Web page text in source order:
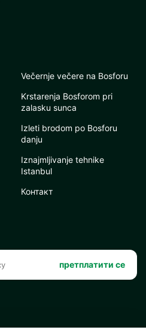
Večernje večere na Bosforu
Krstarenja Bosforom pri
zalasku sunca
Izleti brodom po Bosforu
danju
Iznajmljivanje tehnike
Istanbul
Контакт
претплатити се